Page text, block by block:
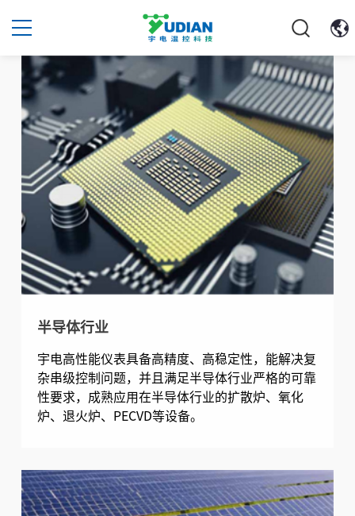
半导体行业
宇电高性能仪表具备高精度、高稳定性，能解决复
杂串级控制问题，并且满足半导体行业严格的可靠
性要求，成熟应用在半导体行业的扩散炉、氧化
炉、退火炉、PECVD等设备。